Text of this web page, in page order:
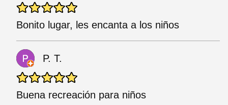
Bonito lugar, les encanta a los niños
P. T.
Buena recreación para niños